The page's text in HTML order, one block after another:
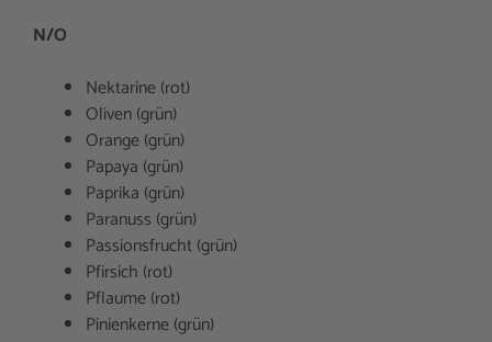
N/O
Nektarine (rot)
Oliven (grün)
Orange (grün)
Papaya (grün)
Paprika (grün)
Paranuss (grün)
Passionsfrucht (grün)
Pfirsich (rot)
Pflaume (rot)
Pinienkerne (grün)